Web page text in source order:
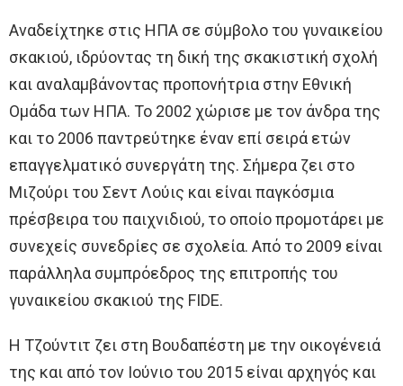
Αναδείχτηκε στις ΗΠΑ σε σύμβολο του γυναικείου
σκακιού, ιδρύοντας τη δική της σκακιστική σχολή
και αναλαμβάνοντας προπονήτρια στην Εθνική
Ομάδα των ΗΠΑ. Το 2002 χώρισε με τον άνδρα της
και το 2006 παντρεύτηκε έναν επί σειρά ετών
επαγγελματικό συνεργάτη της. Σήμερα ζει στο
Μιζούρι του Σεντ Λούις και είναι παγκόσμια
πρέσβειρα του παιχνιδιού, το οποίο προμοτάρει με
συνεχείς συνεδρίες σε σχολεία. Από το 2009 είναι
παράλληλα συμπρόεδρος της επιτροπής του
γυναικείου σκακιού της FIDE.
Η Τζούντιτ ζει στη Βουδαπέστη με την οικογένειά
της και από τον Ιούνιο του 2015 είναι αρχηγός και